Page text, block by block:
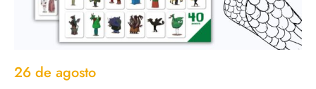
26 de agosto